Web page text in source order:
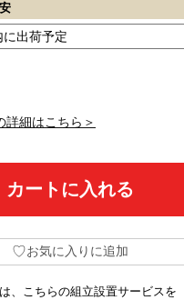
詳細はこちら＞
♡お気に入りに追加
、こちらの組立設置サービスを